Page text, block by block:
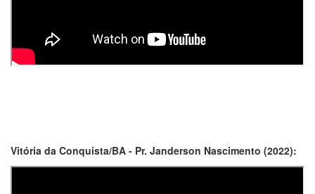
Vitória da Conquista/BA - Pr. Janderson Nascimento (2022):